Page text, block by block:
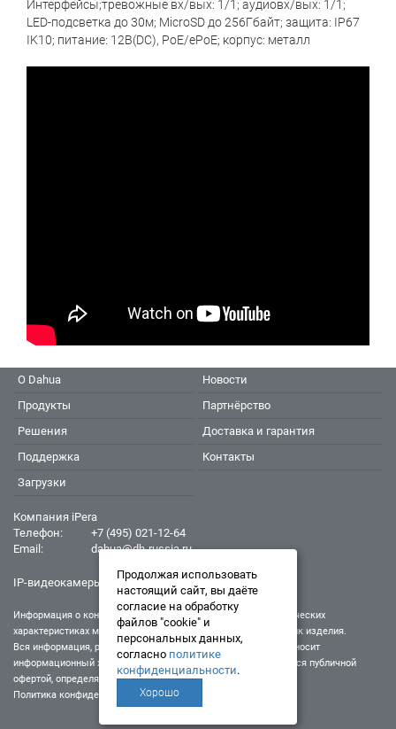
Интерфейсы;тревожные вх/вых: 1/1; аудиовх/вых: 1/1;
LED-подсветка до 30м; MicroSD до 256Гбайт; защита: IP67
IK10; питание: 12В(DC), PoE/ePoE; корпус: металл
О Dahua
Продукты
Решения
Поддержка
Загрузки
Новости
Партнёрство
Доставка и гарантия
Контакты
Компания iPera
Телефон:
+7 (495) 021-12-64
Email:
dahua@dh-russia.ru
IP-видеокамеры Dahua - Дахуа
Информация о конкретном товаре, его внешнем виде и технических
характеристиках может отличаться от реальных характеристик изделия.
Вся информация, размещенная на данном интернет-ресурсе, носит
информационный характер и ни при каких условиях не является публичной
офертой, определяемой положениями Статьи 437 (2) ГК РФ.
Политика конфиденциальности
Продолжая использовать
настоящий сайт, вы даёте
согласие на обработку
файлов "cookie" и
персональных данных,
согласно политике
конфиденциальности.
Хорошо